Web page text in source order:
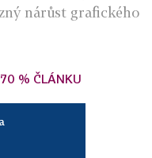
nárůst grafického
% ČLÁNKU